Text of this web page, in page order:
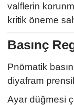
valflerin
kritik öneme
Basınç
Pnömatik
diyafram
Ayar düğmesi